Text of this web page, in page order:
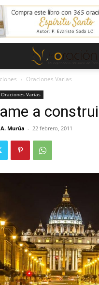
Oraciones Varias
Oraciones Varias
a
Murúa - 22 febrero, 2011